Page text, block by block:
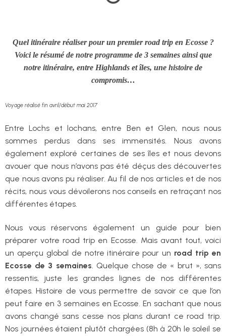
Quel itinéraire réaliser pour un premierroad trip en Ecosse?
Voici le résumé de notre programme de 3 semaines ainsi que
notre itinéraire, entre Highlands et îles, une histoire de
compromis…
Voyage réalisé fin avril/début mai 2017
Entre Lochs et lochans, entre Ben et Glen, nous nous
sommes perdus dans ses immensités. Nous avons
également exploré certaines de ses îles et nous devons
avouer que nous n’avons pas été déçus des découvertes
que nous avons pu réaliser. Au fil de nos articles et de nos
récits, nous vous dévoilerons nos conseils en retraçant nos
différentes étapes.
Nous vous réservons également un guide pour bien
préparer votre road trip en Ecosse. Mais avant tout, voici
un aperçu global de notre itinéraire pour un road trip en
Ecosse de 3 semaines. Quelque chose de « brut », sans
ressentis, juste les grandes lignes de nos différentes
étapes. Histoire de vous permettre de savoir ce que l’on
peut faire en 3 semaines en Ecosse. En sachant que nous
avons changé sans cesse nos plans durant ce road trip.
Nos journées étaient plutôt chargées (8h à 20h le soleil se